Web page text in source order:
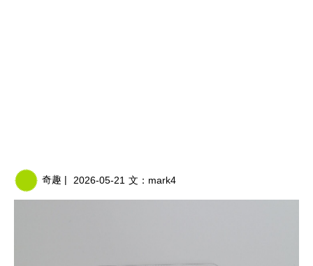
奇趣 | 2026-05-21 文： mark4